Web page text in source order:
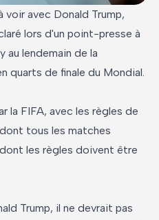
voir avec Donald Trump,
lors d'un point-presse à
au lendemain de la
quarts de finale du Mondial.
la FIFA, avec les règles de
tous les matches
les règles doivent être
Trump, il ne devrait pas